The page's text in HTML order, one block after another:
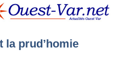
la prud’homie